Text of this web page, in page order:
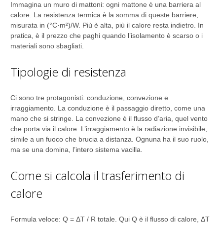
Immagina un muro di mattoni: ogni mattone è una barriera al
calore. La resistenza termica è la somma di queste barriere,
misurata in (°C·m²)/W. Più è alta, più il calore resta indietro. In
pratica, è il prezzo che paghi quando l’isolamento è scarso o i
materiali sono sbagliati.
Tipologie di resistenza
Ci sono tre protagonisti: conduzione, convezione e
irraggiamento. La conduzione è il passaggio diretto, come una
mano che si stringe. La convezione è il flusso d’aria, quel vento
che porta via il calore. L’irraggiamento è la radiazione invisibile,
simile a un fuoco che brucia a distanza. Ognuna ha il suo ruolo,
ma se una domina, l’intero sistema vacilla.
Come si calcola il trasferimento di
calore
Formula veloce: Q = ΔT / R totale. Qui Q è il flusso di calore, ΔT